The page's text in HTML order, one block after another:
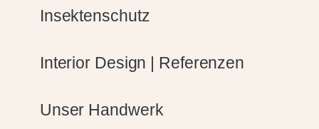
Insektenschutz
Interior Design | Referenzen
Unser Handwerk